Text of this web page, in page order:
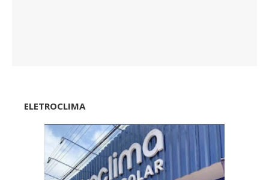
ELETROCLIMA